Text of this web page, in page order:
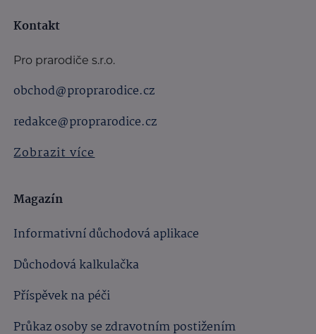
Kontakt
Pro prarodiče s.r.o.
obchod@proprarodice.cz
redakce@proprarodice.cz
Zobrazit více
Magazín
Informativní důchodová aplikace
Důchodová kalkulačka
Příspěvek na péči
Průkaz osoby se zdravotním postižením